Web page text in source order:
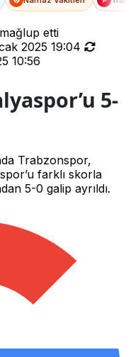
etti
2025 19:04
10:56
5-
Trabzonspor,
farklı skorla
5-0 galip ayrıldı.